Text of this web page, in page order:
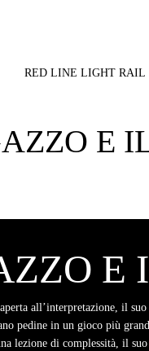
RED LINE LIGHT RAIL
E
E
all’interpretazione, il
pedine in un gioco più
lezione di complessità, il